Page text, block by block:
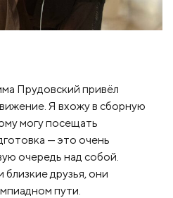
Прудовский привёл
Я вхожу в сборную
могу посещать
— это очень
очередь над собой.
друзья, они
пути.